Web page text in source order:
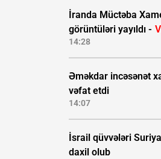
İranda Müctəba
görüntüləri yayıldı -
14:28
Əməkdar incəsənət
vəfat etdi
14:07
İsrail qüvvələri
daxil olub